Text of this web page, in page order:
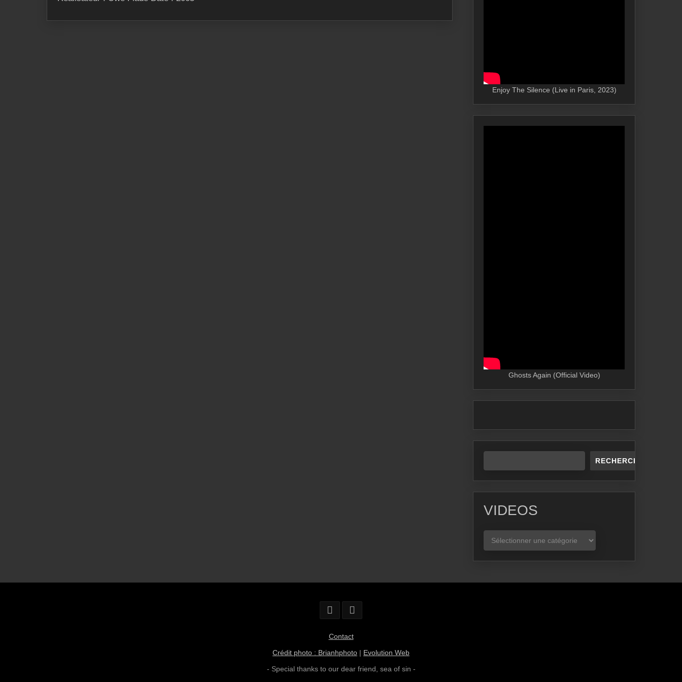
Enjoy The Silence (Live in Paris, 2023)
Ghosts Again (Official Video)
RECHERCHER
VIDEOS
VIDEOS
Contact
Crédit photo : Brianhphoto | Evolution Web
- Special thanks to our dear friend, sea of sin -